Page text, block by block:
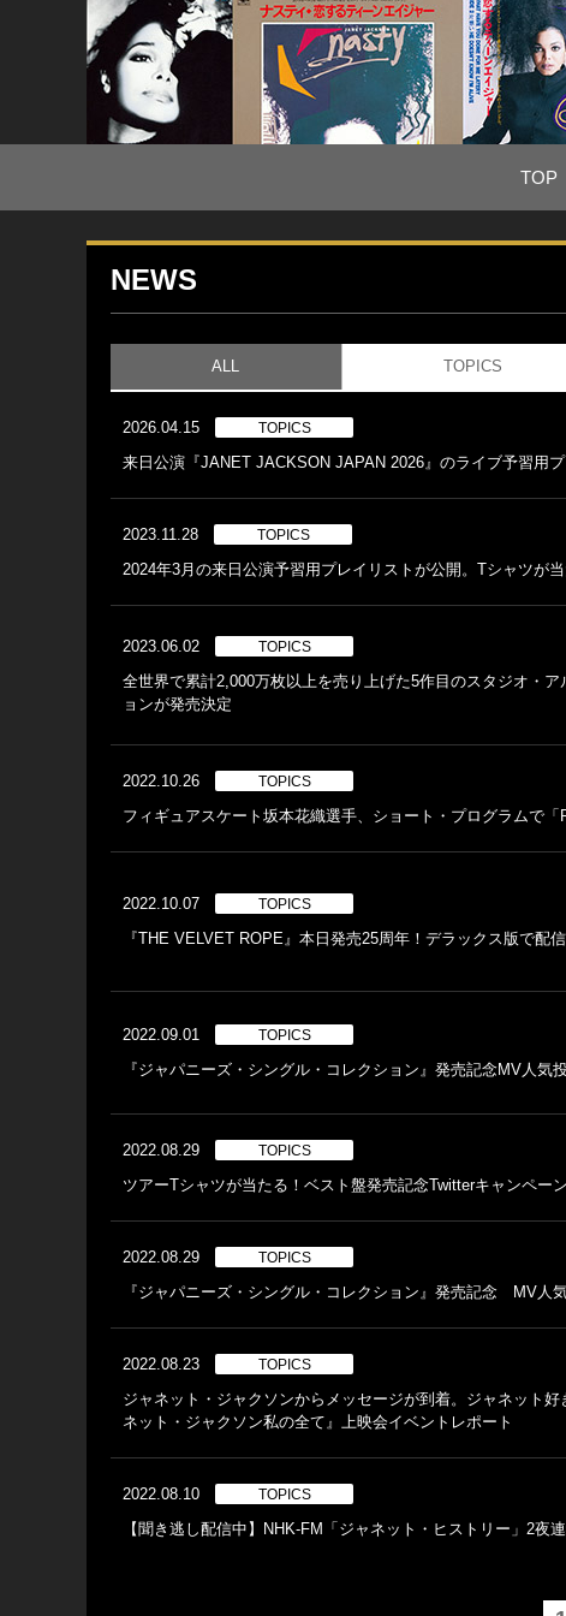
TOP
NEWS
ALL TOPICS
2026.04.15 TOPICS
来日公演『JANET JACKSON JAPAN 2026』のライブ予習用プ
2023.11.28 TOPICS
2024年3月の来日公演予習用プレイリストが公開。Tシャツが
2023.06.02 TOPICS
全世界で累計2,000万枚以上を売り上げた5作目のスタジオ・
ョンが発売決定
2022.10.26 TOPICS
フィギュアスケート坂本花織選手、ショート・プログラムで
2022.10.07 TOPICS
『THE VELVET ROPE』本日発売25周年！デラックス版で配
2022.09.01 TOPICS
『ジャパニーズ・シングル・コレクション』発売記念MV人気
2022.08.29 TOPICS
ツアーTシャツが当たる！ベスト盤発売記念Twitterキャンペー
2022.08.29 TOPICS
『ジャパニーズ・シングル・コレクション』発売記念 MV人
2022.08.23 TOPICS
ジャネット・ジャクソンからメッセージが到着。ジャネット
ネット・ジャクソン私の全て』上映会イベントレポート
2022.08.10 TOPICS
【聞き逃し配信中】NHK-FM「ジャネット・ヒストリー」2夜